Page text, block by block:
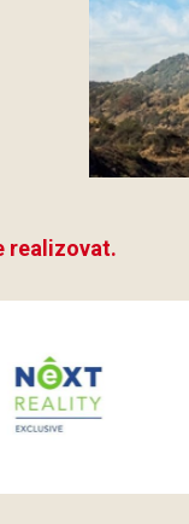
realizovat.